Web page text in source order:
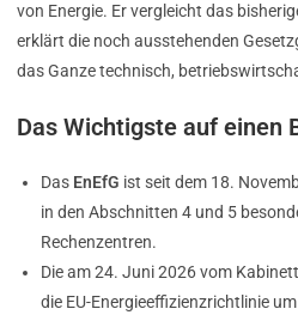
von Energie. Er vergleicht das
erklärt die noch ausstehenden
das Ganze technisch,
Das Wichtigste auf einen
Das EnEfG ist seit dem 18.
in den Abschnitten 4 und 5
Rechenzentren.
Die am 24. Juni 2026 vom
die EU-Energieeffizienzrichtlinie